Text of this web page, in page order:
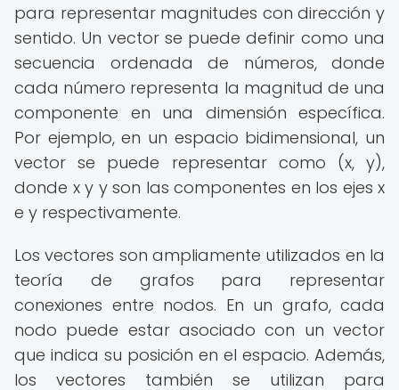
para representar magnitudes con dirección y
sentido. Un vector se puede definir como una
secuencia ordenada de números, donde
cada número representa la magnitud de una
componente en una dimensión específica.
Por ejemplo, en un espacio bidimensional, un
vector se puede representar como (x, y),
donde x y y son las componentes en los ejes x
e y respectivamente.
Los vectores son ampliamente utilizados en la
teoría de grafos para representar
conexiones entre nodos. En un grafo, cada
nodo puede estar asociado con un vector
que indica su posición en el espacio. Además,
los vectores también se utilizan para